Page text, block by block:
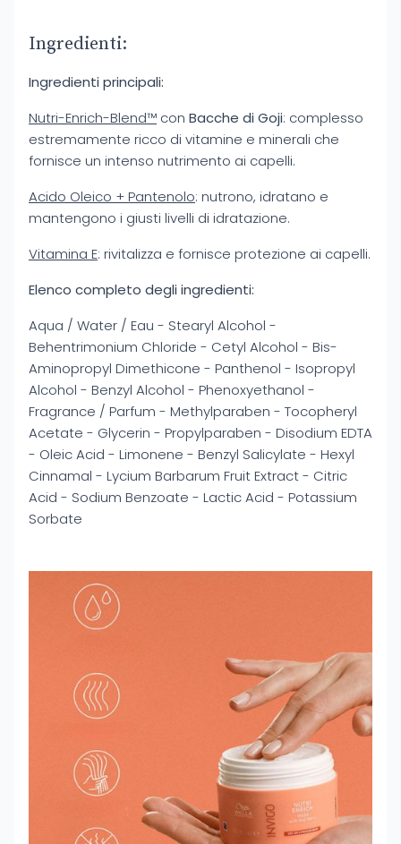
Ingredienti:
Ingredienti principali:
Nutri-Enrich-Blend™ con Bacche di Goji: complesso
estremamente ricco di vitamine e minerali che
fornisce un intenso nutrimento ai capelli.
Acido Oleico + Pantenolo: nutrono, idratano e
mantengono i giusti livelli di idratazione.
Vitamina E: rivitalizza e fornisce protezione ai capelli.
Elenco completo degli ingredienti:
Aqua / Water / Eau - Stearyl Alcohol -
Behentrimonium Chloride - Cetyl Alcohol - Bis-
Aminopropyl Dimethicone - Panthenol - Isopropyl
Alcohol - Benzyl Alcohol - Phenoxyethanol -
Fragrance / Parfum - Methylparaben - Tocopheryl
Acetate - Glycerin - Propylparaben - Disodium EDTA
- Oleic Acid - Limonene - Benzyl Salicylate - Hexyl
Cinnamal - Lycium Barbarum Fruit Extract - Citric
Acid - Sodium Benzoate - Lactic Acid - Potassium
Sorbate